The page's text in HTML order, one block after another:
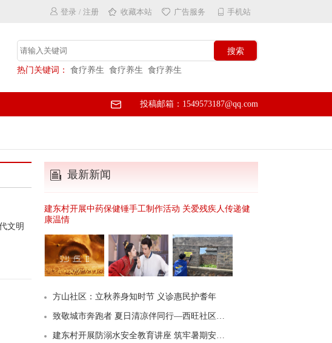
登录 / 注册 收藏本站 广告服务 手机站
热门关键词： 食疗养生 食疗养生 食疗养生
投稿邮箱：1549573187@qq.com
文明
最新新闻
建东村开展中药保健锤手工制作活动 关爱残疾人传递健
康温情
方山社区：立秋养身知时节 义诊惠民护耆年
致敬城市奔跑者 夏日清凉伴同行—西旺社区开展新业态劳动者慰问活动
建东村开展防溺水安全教育讲座 筑牢暑期安全防线